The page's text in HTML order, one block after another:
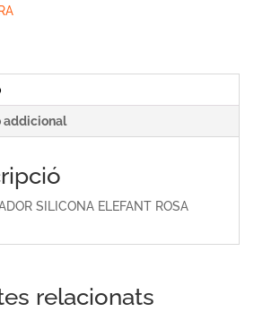
addicional
SILICONA ELEFANT ROSA
relacionats